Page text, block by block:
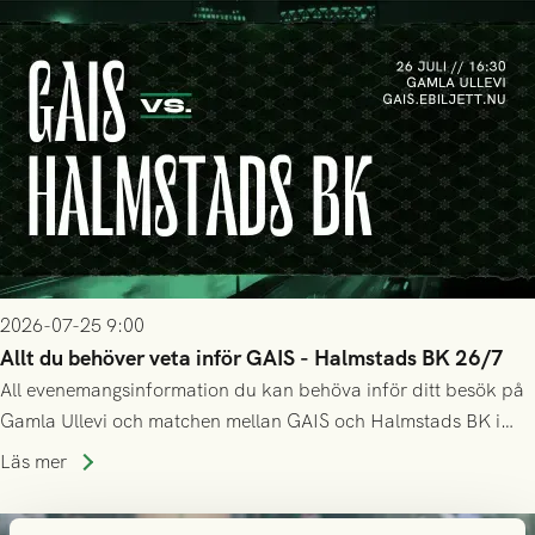
2026-07-25 9:00
Allt du behöver veta inför GAIS - Halmstads BK 26/7
All evenemangsinformation du kan behöva inför ditt besök på
Gamla Ullevi och matchen mellan GAIS och Halmstads BK i
Allsvenskan! Avspark kl 16.30 på söndag 26/7.
Läs mer